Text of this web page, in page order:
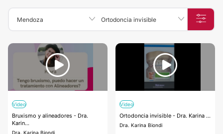
Mendoza Ortodoncia invisible
Video
Bruxismo y alineadores - Dra.
Karin...
Dra. Karina Biondi
Video
Ortodoncia invisible - Dra. Karina ...
Dra. Karina Biondi